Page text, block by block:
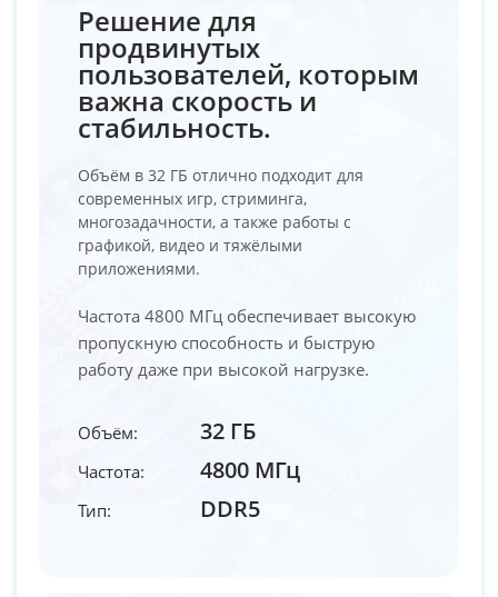
Решение для
продвинутых
пользователей, которым
важна скорость и
стабильность.
Объём в 32 ГБ отлично подходит для
современных игр, стриминга,
многозадачности, а также работы с
графикой, видео и тяжёлыми
приложениями.
Частота 4800 МГц обеспечивает высокую
пропускную способность и быструю
работу даже при высокой нагрузке.
Объём: 32 ГБ
Частота: 4800 МГц
Тип: DDR5